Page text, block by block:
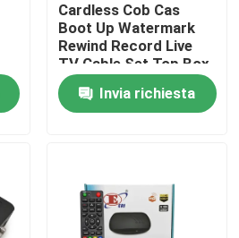
Cardless Cob Cas
Boot Up Watermark
Rewind Record Live
TV Cable Set Top Box
Invia richiesta